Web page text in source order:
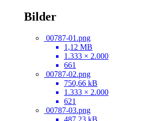
Bilder
00787-01.png
1,12 MB
1.333 × 2.000
661
00787-02.png
750,66 kB
1.333 × 2.000
621
00787-03.png
487,23 kB